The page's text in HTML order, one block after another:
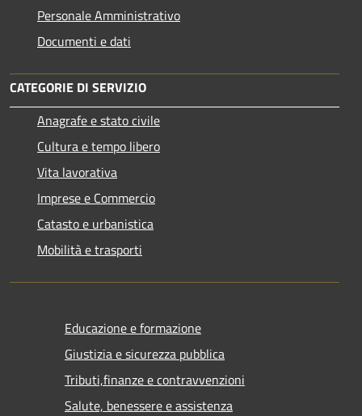
Personale Amministrativo
Documenti e dati
CATEGORIE DI SERVIZIO
Anagrafe e stato civile
Cultura e tempo libero
Vita lavorativa
Imprese e Commercio
Catasto e urbanistica
Mobilità e trasporti
Educazione e formazione
Giustizia e sicurezza pubblica
Tributi,finanze e contravvenzioni
Salute, benessere e assistenza